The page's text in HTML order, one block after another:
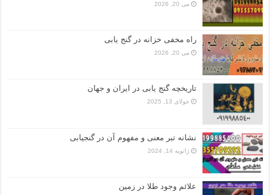
می 20, 2026
راه مخفی خزانه در گنج یابی
می 20, 2026
تاریخچه گنج‌ یابی در ایران و جهان
جولای 13, 2025
نشانه تبر معنی و مفهوم آن در گنجیابی
ژانویه 14, 2024
علائم وجود طلا در زمین